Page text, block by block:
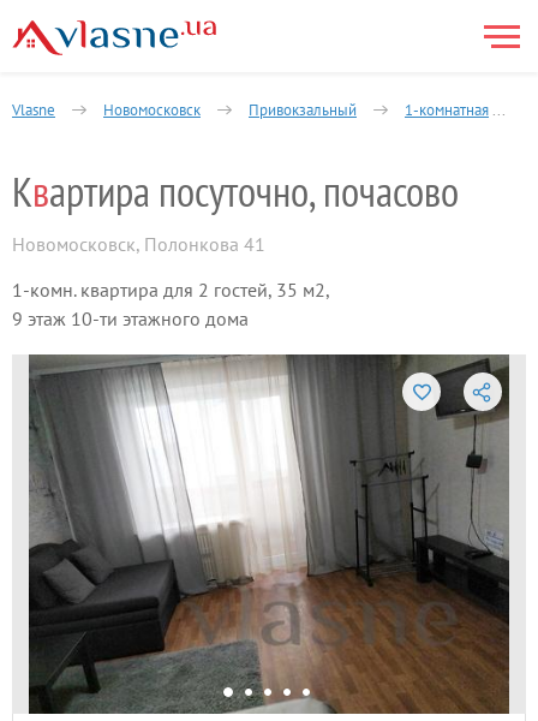
Vlasne Новомосковск Привокзальный 1-комнатная
Квартира посуточно, почасово
Новомосковск, Полонкова 41
1-комн. квартира для 2 гостей, 35 м2,
9 этаж 10-ти этажного дома